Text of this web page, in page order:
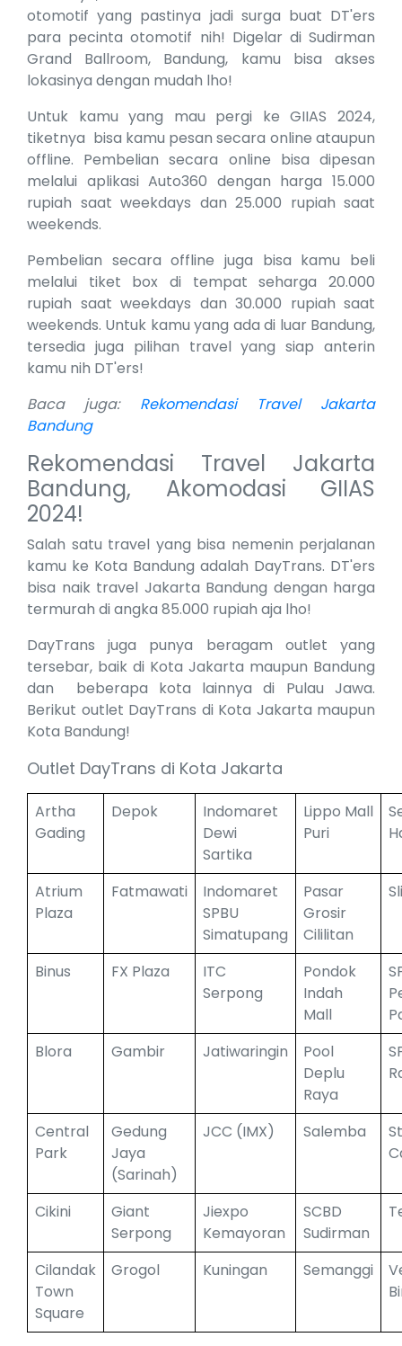
otomotif yang pastinya jadi surga buat DT'ers
para pecinta otomotif nih! Digelar di Sudirman
Grand Ballroom, Bandung, kamu bisa akses
lokasinya dengan mudah lho!
Untuk kamu yang mau pergi ke GIIAS 2024,
tiketnya bisa kamu pesan secara online ataupun
offline. Pembelian secara online bisa dipesan
melalui aplikasi Auto360 dengan harga 15.000
rupiah saat weekdays dan 25.000 rupiah saat
weekends.
Pembelian secara offline juga bisa kamu beli
melalui tiket box di tempat seharga 20.000
rupiah saat weekdays dan 30.000 rupiah saat
weekends. Untuk kamu yang ada di luar Bandung,
tersedia juga pilihan travel yang siap anterin
kamu nih DT'ers!
Baca juga: Rekomendasi Travel Jakarta
Bandung
Rekomendasi Travel Jakarta
Bandung, Akomodasi GIIAS
2024!
Salah satu travel yang bisa nemenin perjalanan
kamu ke Kota Bandung adalah DayTrans. DT'ers
bisa naik travel Jakarta Bandung dengan harga
termurah di angka 85.000 rupiah aja lho!
DayTrans juga punya beragam outlet yang
tersebar, baik di Kota Jakarta maupun Bandung
dan beberapa kota lainnya di Pulau Jawa.
Berikut outlet DayTrans di Kota Jakarta maupun
Kota Bandung!
Outlet DayTrans di Kota Jakarta
Artha
Gading
Depok
Indomaret
Dewi
Sartika
Lippo Mall
Puri
Atrium
Plaza
Fatmawati
Indomaret
SPBU
Simatupang
Pasar
Grosir
Cililitan
Binus FX Plaza
ITC
Serpong
Pondok
Indah
Mall
Blora
Gambir Jatiwaringin
Pool
Deplu
Raya
Central
Park
Gedung
Jaya
(Sarinah)
JCC (IMX) Salemba
Cikini
Giant
Serpong
Jiexpo
Kemayoran
SCBD
Sudirman
Cilandak
Town
Square
Grogol Kuningan Semanggi